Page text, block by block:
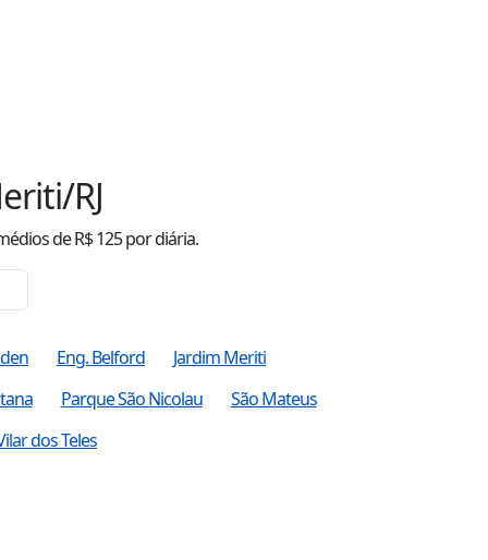
RJ
sde R$125por diária.
Eng. Belford
Jardim Meriti
Parque São Nicolau
São Mateus
dos Teles